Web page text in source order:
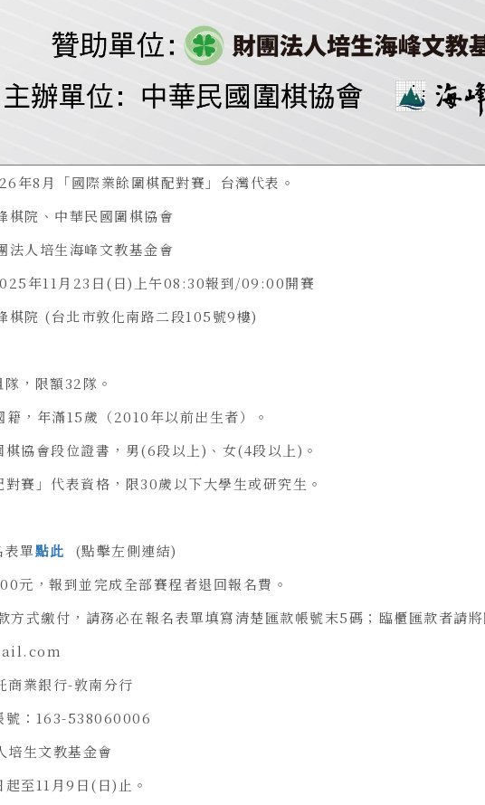
年8月「國際業餘圍棋配對賽」台灣代表。
棋院、中華民國圍棋協會
法人培生海峰文教基金會
年11月23日(日)上午08:30報到/09:00開賽
棋院 (台北市敦化南路二段105號9樓)
，限額32隊。
，年滿15歲（2010年以前出生者）。
協會段位證書，男(6段以上)、女(4段以上)。
賽」代表資格，限30歲以下大學生或研究生。
表單點此 (點擊左側連結)
元，報到並完成全部賽程者退回報名費。
方式繳付，請務必在報名表單填寫清楚匯款帳號末5碼；臨櫃匯款者請
商業銀行-敦南分行
：163-538060006
生文教基金會
至11月9日(日)止。